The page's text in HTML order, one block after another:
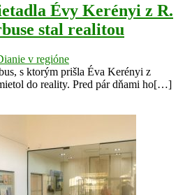
Évy Kerényi z R.
stal realitou
v regióne
s ktorým prišla Éva Kerényi z
do reality. Pred pár dňami ho[…]